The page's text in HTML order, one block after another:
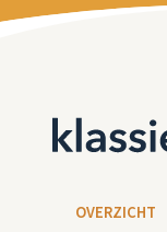
OVERZICHT